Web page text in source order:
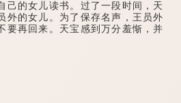
己的女儿读书。过了一段时间，天
外的女儿。为了保存名声，王员外
要再回来。天宝感到万分羞惭，并